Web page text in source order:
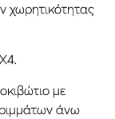
χωρητικότητας
με
άνω